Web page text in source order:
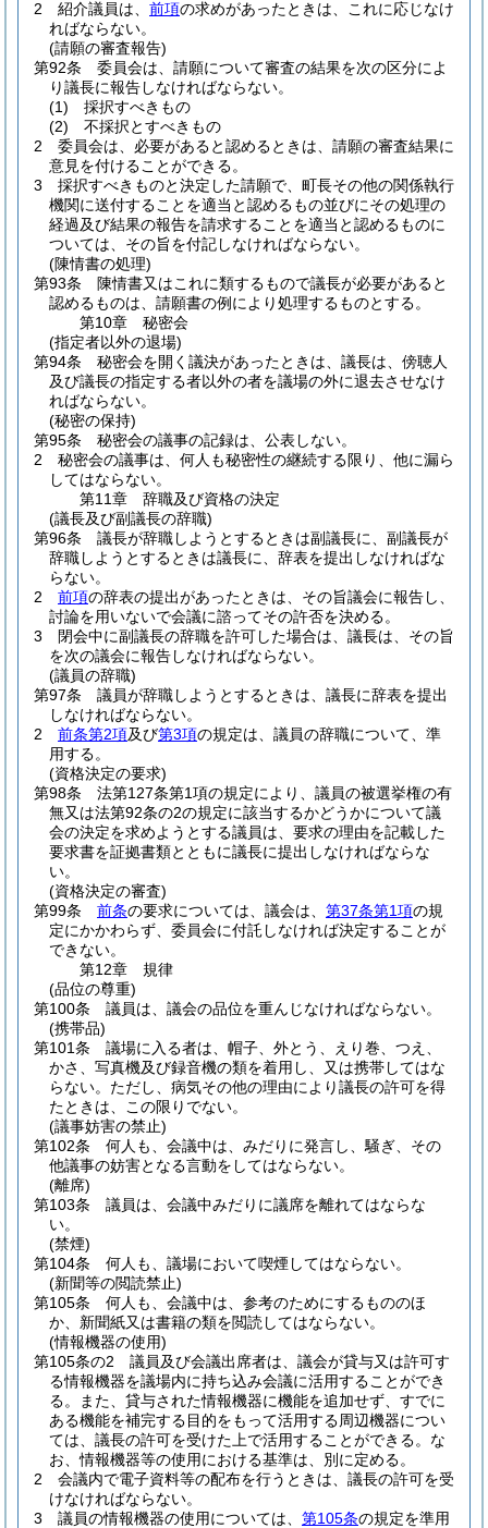
2 紹介議員は、 前項の求めがあったときは、これに応じなけ
ればならない。
(請願の審査報告)
第92条
委員会は、請願について審査の結果を次の区分によ
り議長に報告しなければならない。
(1)
採択すべきもの
(2)
不採択とすべきもの
2
委員会は、必要があると認めるときは、請願の審査結果に
意見を付けることができる。
3
採択すべきものと決定した請願で、町長その他の関係執行
機関に送付することを適当と認めるもの並びにその処理の
経過及び結果の報告を請求することを適当と認めるものに
ついては、その旨を付記しなければならない。
(陳情書の処理)
第93条
陳情書又はこれに類するもので議長が必要があると
認めるものは、請願書の例により処理するものとする。
第10章
秘密会
(指定者以外の退場)
第94条
秘密会を開く議決があったときは、議長は、傍聴人
及び議長の指定する者以外の者を議場の外に退去させなけ
ればならない。
(秘密の保持)
第95条
秘密会の議事の記録は、公表しない。
2
秘密会の議事は、何人も秘密性の継続する限り、他に漏ら
してはならない。
第11章
辞職及び資格の決定
(議長及び副議長の辞職)
第96条
議長が辞職しようとするときは副議長に、副議長が
辞職しようとするときは議長に、辞表を提出しなければな
らない。
2
前項の辞表の提出があったときは、その旨議会に報告し、
討論を用いないで会議に諮ってその許否を決める。
3
閉会中に副議長の辞職を許可した場合は、議長は、その旨
を次の議会に報告しなければならない。
(議員の辞職)
第97条
議員が辞職しようとするときは、議長に辞表を提出
しなければならない。
2
前条第2項及び第3項の規定は、議員の辞職について、準
用する。
(資格決定の要求)
第98条
法第127条第1項の規定により、議員の被選挙権の有
無又は法第92条の2の規定に該当するかどうかについて議
会の決定を求めようとする議員は、要求の理由を記載した
要求書を証拠書類とともに議長に提出しなければならな
い。
(資格決定の審査)
第99条
前条の要求については、議会は、 第37条第1項の規
定にかかわらず、委員会に付託しなければ決定することが
できない。
第12章
規律
(品位の尊重)
第100条
議員は、議会の品位を重んじなければならない。
(携帯品)
第101条
議場に入る者は、帽子、外とう、えり巻、つえ、
かさ、写真機及び録音機の類を着用し、又は携帯してはな
らない。 ただし、病気その他の理由により議長の許可を得
たときは、この限りでない。
(議事妨害の禁止)
第102条
何人も、会議中は、みだりに発言し、騒ぎ、その
他議事の妨害となる言動をしてはならない。
(離席)
第103条
議員は、会議中みだりに議席を離れてはならな
い。
(禁煙)
第104条
何人も、議場において喫煙してはならない。
(新聞等の閲読禁止)
第105条
何人も、会議中は、参考のためにするもののほ
か、新聞紙又は書籍の類を閲読してはならない。
(情報機器の使用)
第105条の2
議員及び会議出席者は、議会が貸与又は許可す
る情報機器を議場内に持ち込み会議に活用することができ
る。
また、貸与された情報機器に機能を追加せず、すでに
ある機能を補完する目的をもって活用する周辺機器につい
ては、議長の許可を受けた上で活用することができる。 な
お、情報機器等の使用における基準は、別に定める。
2
会議内で電子資料等の配布を行うときは、議長の許可を受
けなければならない。
3
議員の情報機器の使用については、 第105条の規定を準用